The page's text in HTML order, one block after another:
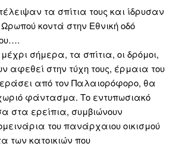
τα σπίτια τους και ίδρυσαν
κοντά στην Εθνική οδό
σήμερα, τα σπίτια, οι δρόμοι,
αφεθεί στην τύχη τους, έρμαια του
από τον Παλαιορόφορο, θα
φάντασμα. Το εντυπωσιακό
στα ερείπια, συμβιώνουν
του πανάρχαιου οικισμού
των κατοικιών που